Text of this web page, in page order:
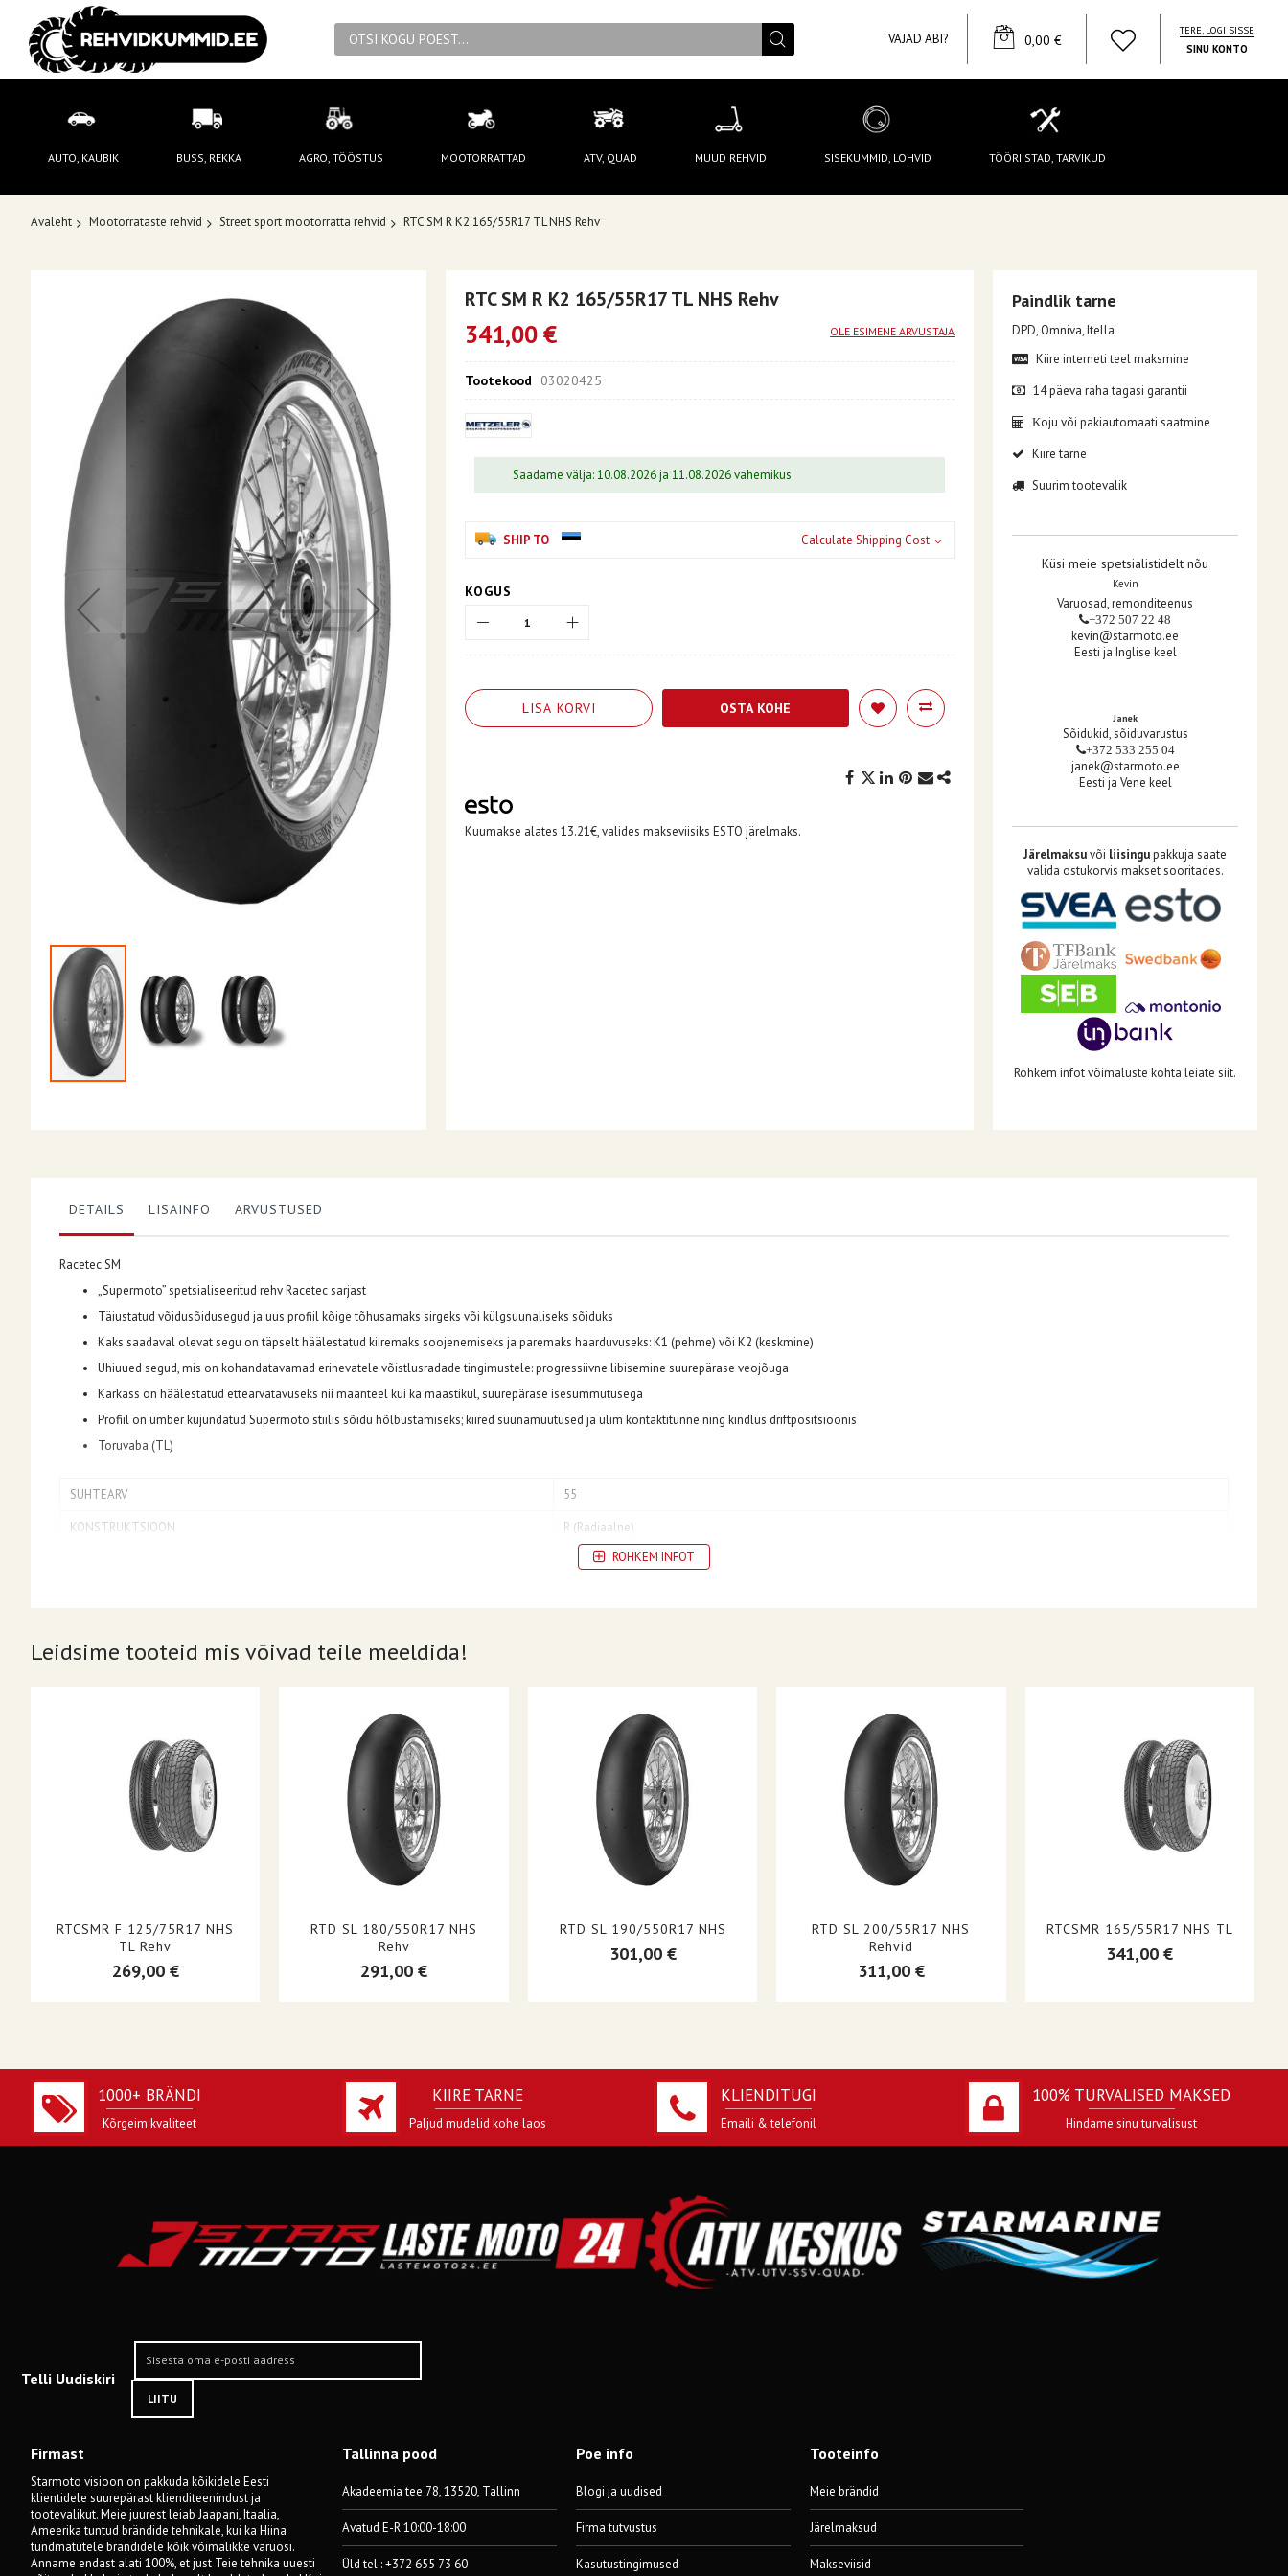
VAJAD ABI? YOUR CART
0,00 €
TERE, LOGI SISSE
SINU KONTO
AUTO, KAUBIK BUSS, REKKA AGRO, TÖÖSTUS MOOTORRATTAD ATV, QUAD MUUD REHVID SISEKUMMID, LOHVID TÖÖRIISTAD, TARVIKUD
Avaleht Mootorrataste rehvid Street sport mootorratta rehvid RTC SM R K2 165/55R17 TL NHS Rehv
gallery
RTC SM R K2 165/55R17 TL NHS Rehv
341,00 € OLE ESIMENE ARVUSTAJA
Tootekood 03020425
Saadame välja: 10.08.2026 ja 11.08.2026 vahemikus
SHIP TO Calculate Shipping Cost
KOGUS
LISA KORVI OSTA KOHE
Kuumakse alates 13.21€, valides makseviisiks ESTO järelmaks.
Paindlik tarne
DPD, Omniva, Itella
Kiire interneti teel maksmine
14 päeva raha tagasi garantii
Koju või pakiautomaati saatmine
Kiire tarne
Suurim tootevalik
Küsi meie spetsialistidelt nõu
Kevin
Varuosad, remonditeenus
+372 507 22 48
kevin@starmoto.ee
Eesti ja Inglise keel
Janek
Sõidukid, sõiduvarustus
+372 533 255 04
janek@starmoto.ee
Eesti ja Vene keel
Järelmaksuvõi liisingupakkuja saate
valida ostukorvis makset sooritades.
Rohkem infot võimaluste kohta leiate siit.
DETAILS LISAINFO ARVUSTUSED
Racetec SM
„Supermoto” spetsialiseeritud rehv Racetec sarjast
Täiustatud võidusõidusegud ja uus profiil kõige tõhusamaks sirgeks või külgsuunaliseks sõiduks
Kaks saadaval olevat segu on täpselt häälestatud kiiremaks soojenemiseks ja paremaks haarduvuseks: K1 (pehme) või K2 (keskmine)
Uhiuued segud, mis on kohandatavamad erinevatele võistlusradade tingimustele: progressiivne libisemine suurepärase veojõuga
Karkass on häälestatud ettearvatavuseks nii maanteel kui ka maastikul, suurepärase isesummutusega
Profiil on ümber kujundatud Supermoto stiilis sõidu hõlbustamiseks; kiired suunamuutused ja ülim kontaktitunne ning kindlus driftpositsioonis
Toruvaba (TL)
SUHTEARV
55
KONSTRUKTSIOON
R (Radiaalne)
LÕIKE LAIUS
Racetec SM
Toruvaba
KOMPOSITSIOON
K2 (Soe, Puhas Rada)
OMADUSED
NHS (Mitte Maanteel Kasutamiseks)
Võidusõit
KÜLJESEIN
ROHKEM INFOT
Leidsime tooteid mis võivad teile meeldida!
RTCSMR F 125/75R17 NHS
TL Rehv
269,00 €
RTD SL 180/550R17 NHS
Rehv
291,00 €
RTD SL 190/550R17 NHS
301,00 €
RTD SL 200/55R17 NHS
Rehvid
311,00 €
RTCSMR 165/55R17 NHS TL
341,00 €
1000+ BRÄNDI
Kõrgeim kvaliteet
KIIRE TARNE
Paljud mudelid kohe laos
KLIENDITUGI
Emaili & telefonil
100% TURVALISED MAKSED
Hindame sinu turvalisust
Telli Uudiskiri
LIITU
Firmast
Starmoto visioon on pakkuda kõikidele Eesti
klientidele suurepärast klienditeenindust ja
tootevalikut. Meie juurest leiab Jaapani, Itaalia,
Ameerika tuntud brändide tehnikale, kui ka Hiina
tundmatutele brändidele kõik võimalikke varuosi.
Anname endast alati 100%, et just Teie tehnika uuesti
Tallinna pood
Akadeemia tee 78, 13520, Tallinn
Avatud E-R 10:00-18:00
Üld tel.: +372 655 73 60
Poe info
Blogi ja uudised
Firma tutvustus
Kasutustingimused
Tooteinfo
Meie brändid
Järelmaksud
Makseviisid